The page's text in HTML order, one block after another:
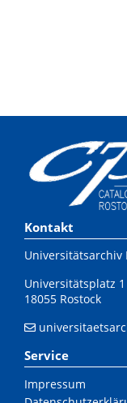
Kontakt
Universitätsarchiv
Universitätsplatz 1
18055 Rostock
Service
Impressum